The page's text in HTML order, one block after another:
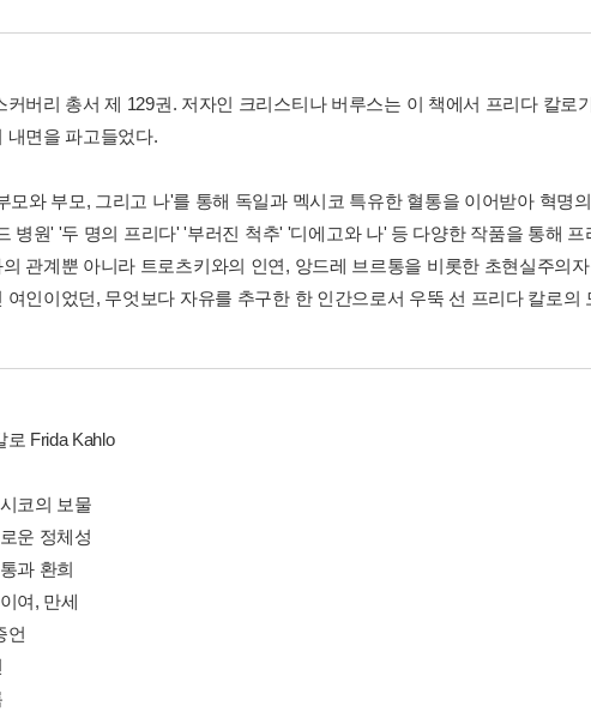
커버리 총서 제 129권. 저자인 크리스티나 버루스는 이 책에서 프리다 칼로
내면을 파고들었다.
모와 부모, 그리고 나'를 통해 독일과 멕시코 특유한 혈통을 이어받아 혁명
병원' '두 명의 프리다' '부러진 척추' '디에고와 나' 등 다양한 작품을 통해
관계뿐 아니라 트로츠키와의 인연, 앙드레 브르통을 비롯한 초현실주의
여인이었던, 무엇보다 자유를 추구한 한 인간으로서 우뚝 선 프리다 칼로의
로 Frida Kahlo
코의 보물
운 정체성
과 환희
여, 만세
언